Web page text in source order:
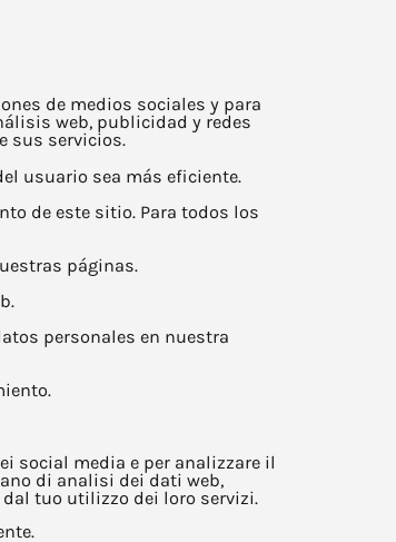
de medios sociales y para
web, publicidad y redes
sus servicios.
usuario sea más eficiente.
de este sitio. Para todos los
páginas.
personales en nuestra
social media e per analizzare il
di analisi dei dati web,
tuo utilizzo dei loro servizi.